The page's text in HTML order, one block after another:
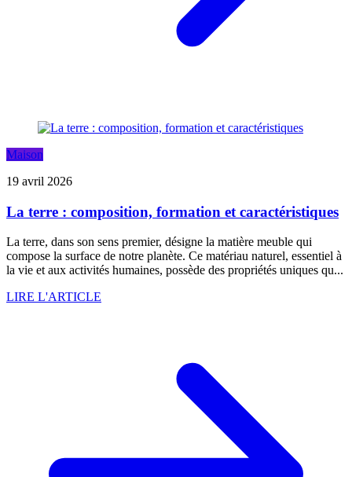
Maison
19 avril 2026
La terre : composition, formation et caractéristiques
La terre, dans son sens premier, désigne la matière meuble qui
compose la surface de notre planète. Ce matériau naturel, essentiel à
la vie et aux activités humaines, possède des propriétés uniques qu...
LIRE L'ARTICLE